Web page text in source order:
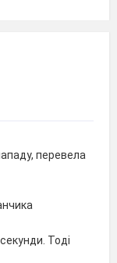
перевела
Тоді